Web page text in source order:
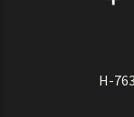
H-